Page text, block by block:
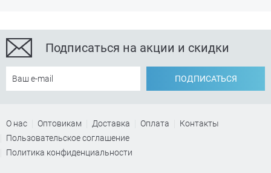
Подписаться на акции и скидки
ПОДПИСАТЬСЯ
О нас Оптовикам Доставка Оплата
Контакты
Пользовательское соглашение
Политика конфиденциальности